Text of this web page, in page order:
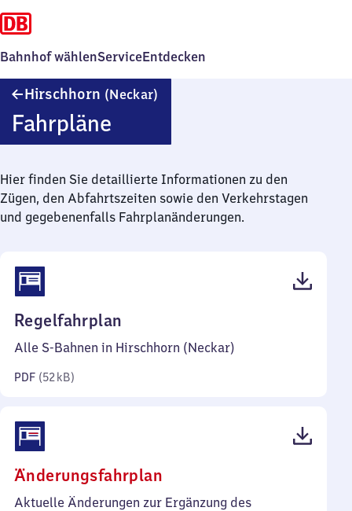
Bahnhof wählenServiceEntdecken
Hirschhorn (Neckar)
Fahrpläne
Hier finden Sie detaillierte Informationen zu den
Zügen, den Abfahrtszeiten sowie den Verkehrstagen
und gegebenenfalls Fahrplanänderungen.
Regelfahrplan
52
Alle S-Bahnen in Hirschhorn (Neckar)
PDF (52 kB)
Änderungsfahrplan
223
Aktuelle Änderungen zur Ergänzung des